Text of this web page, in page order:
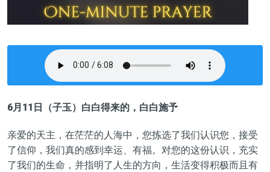
6月11日（子玉）白白得来的，白白施予
亲爱的天主，在茫茫的人海中，您拣选了我们认识您，接受
了信仰，我们真的感到幸运、有福。对您的这份认识，充实
了我们的生命，并指明了人生的方向，生活变得积极而且有